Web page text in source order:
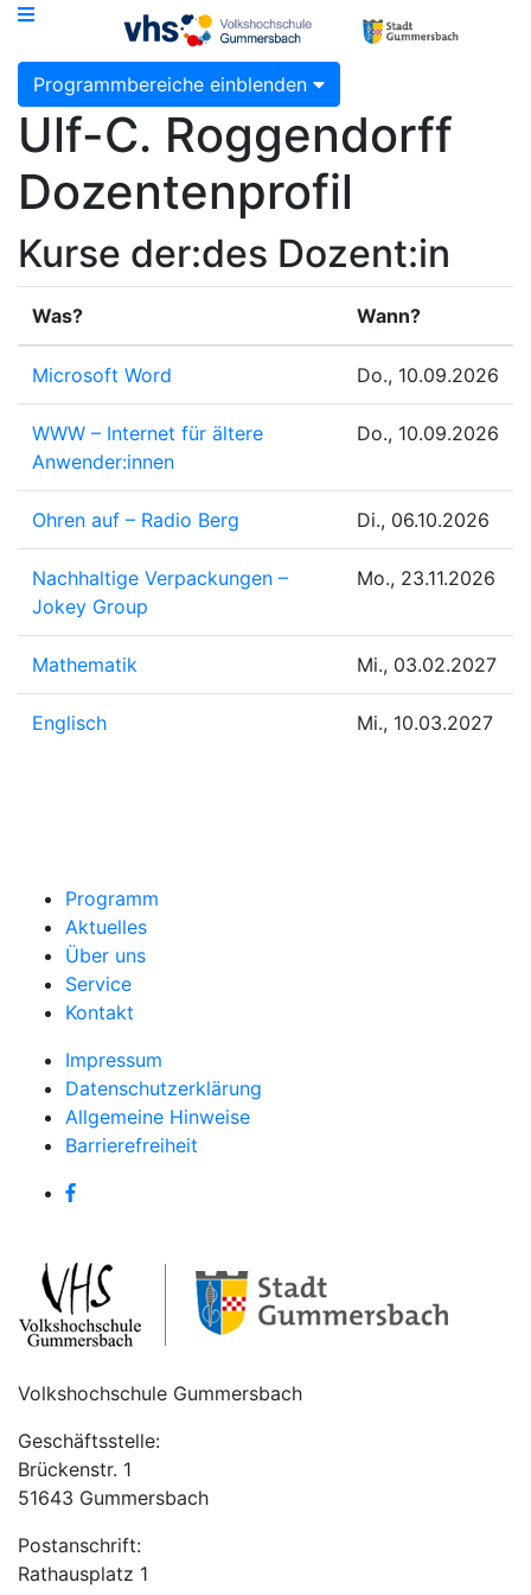
Programmbereiche einblenden
Ulf-C. Roggendorff
Dozentenprofil
Kurse der:des Dozent:in
Was? Wann?
Microsoft Word Do., 10.09.2026
WWW – Internet für ältere
Anwender:innen
Do., 10.09.2026
Ohren auf – Radio Berg Di., 06.10.2026
Nachhaltige Verpackungen –
Jokey Group
Mo., 23.11.2026
Mathematik Mi., 03.02.2027
Englisch Mi., 10.03.2027
Programm
Aktuelles
Über uns
Service
Kontakt
Impressum
Datenschutzerklärung
Allgemeine Hinweise
Barrierefreiheit
Volkshochschule Gummersbach
Geschäftsstelle:
Brückenstr. 1
51643 Gummersbach
Postanschrift:
Rathausplatz 1